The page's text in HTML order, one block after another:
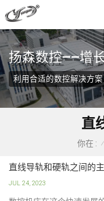
扬森数控——增
利用合适的数控解决方
直
你在 : /
直线导轨和硬轨之间的
JUL 24, 2023